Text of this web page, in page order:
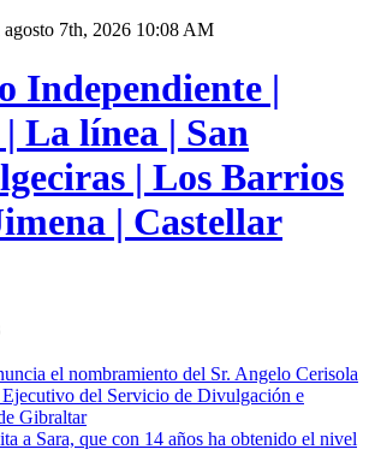
agosto 7th, 2026 10:08 AM
el nombramiento del Sr. Angelo Cerisola
del Servicio de Divulgación e
Gibraltar
a Sara, que con 14 años ha obtenido el nivel